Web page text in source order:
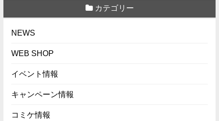
カテゴリー
NEWS
WEB SHOP
イベント情報
キャンペーン情報
コミケ情報